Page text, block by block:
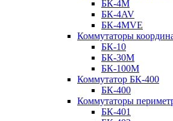
БК-4М
БК-4AV
БК-4МVE
Коммутаторы
БК-10
БК-30М
БК-100М
Коммутатор БК-400
БК-400
Коммутаторы
БК-401